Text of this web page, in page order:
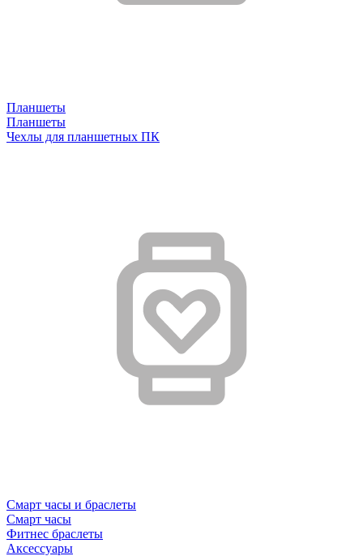
Планшеты
Планшеты
Чехлы для планшетных ПК
Смарт часы и браслеты
Смарт часы
Фитнес браслеты
Аксессуары